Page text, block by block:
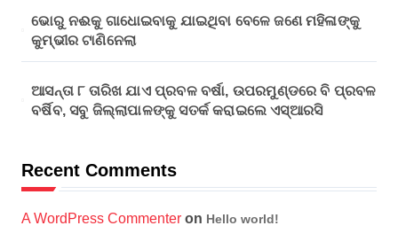
ଭୋରୁ ନଈକୁ ଗାଧୋଇବାକୁ ଯାଇଥିବା ବେଳେ ଜଣେ ମହିଳାଙ୍କୁ
କୁମ୍ଭୀର ଟାଣିନେଲା
ଆସନ୍ତା ୮ ତାରିଖ ଯାଏ ପ୍ରବଳ ବର୍ଷା, ଉପରମୁଣ୍ଡରେ ବି ପ୍ରବଳ
ବର୍ଷିବ, ସବୁ ଜିଲ୍ଲାପାଳଙ୍କୁ ସତର୍କ କରାଇଲେ ଏସ୍‌ଆରସି
Recent Comments
A WordPress Commenter on Hello world!